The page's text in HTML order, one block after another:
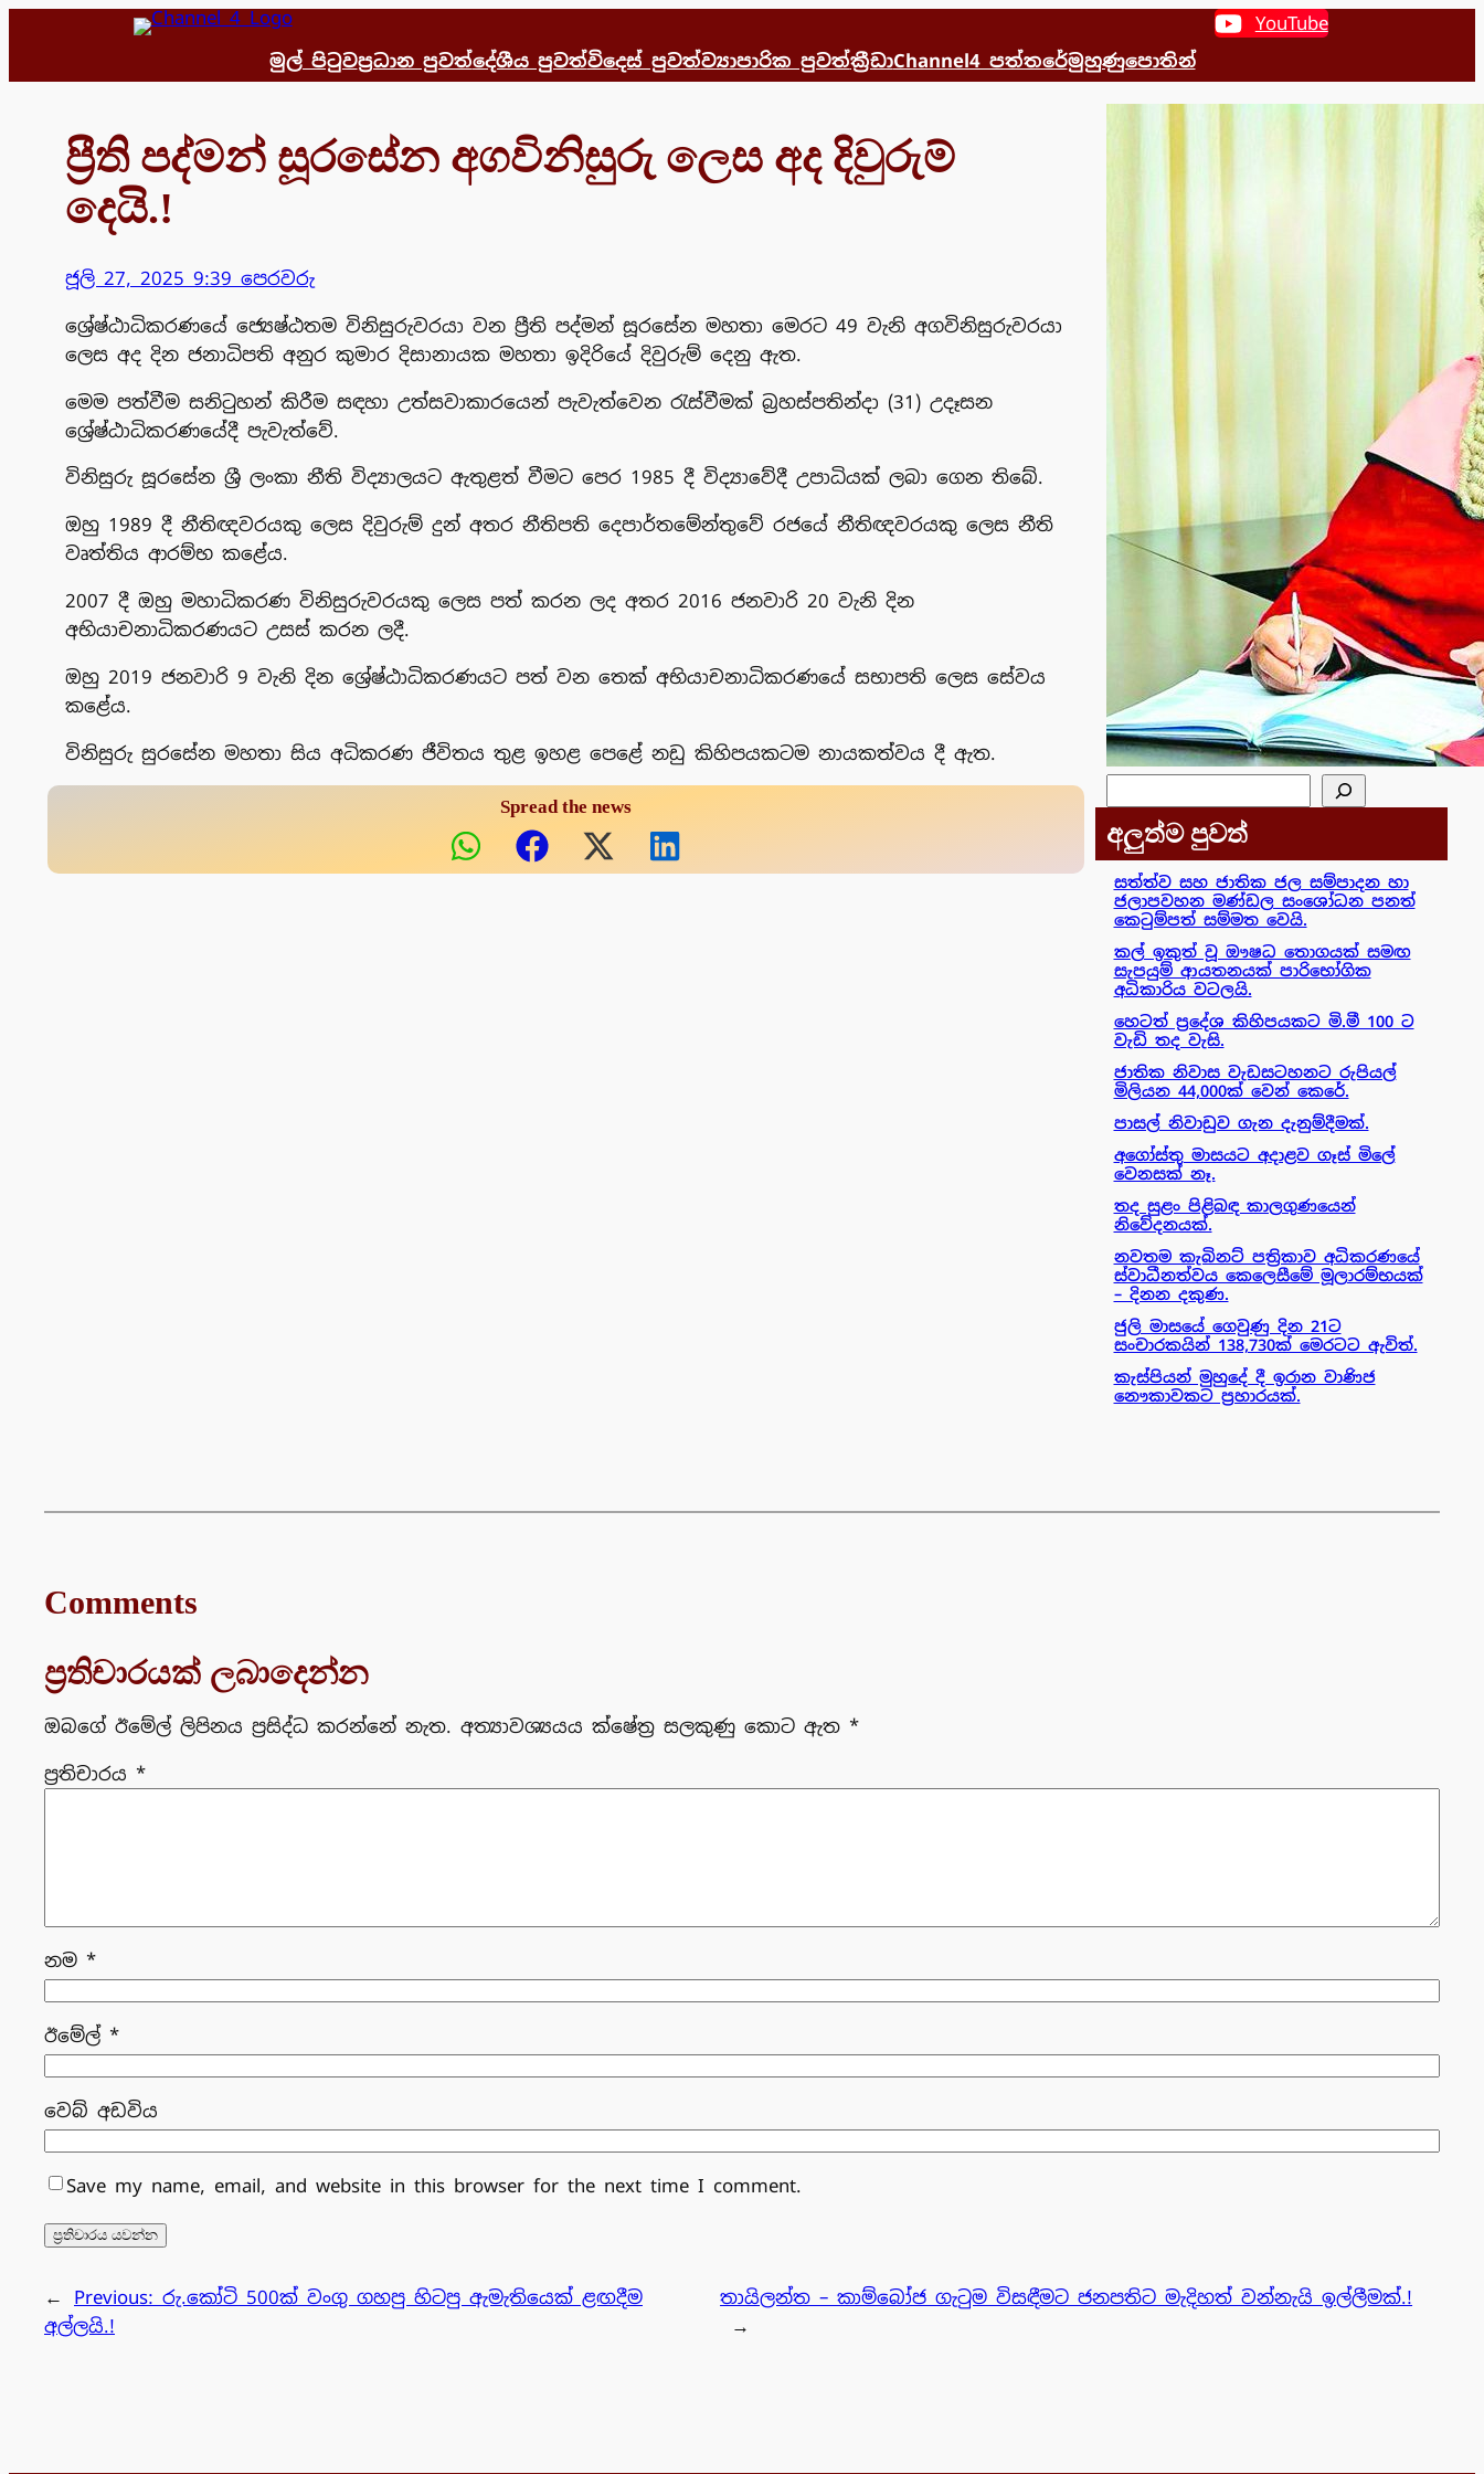
content
YouTube
මුල් පිටුවප්‍රධාන පුවත්දේශීය පුවත්විදෙස් පුවත්ව්‍යාපාරික පුවත්ක්‍රීඩාChannel4 පත්තරේමුහුණුපොතින්
ප්‍රීති පද්මන් සූරසේන අගවිනිසුරු ලෙස අද දිවුරුම්
දෙයි.!
ජූලි 27, 2025 9:39 පෙරවරු
ශ්‍රේෂ්ඨාධිකරණයේ ජ්‍යෙෂ්ඨතම විනිසුරුවරයා වන ප්‍රීති පද්මන් සූරසේන මහතා මෙරට 49 වැනි අගවිනිසුරුවරයා
ලෙස අද දින ජනාධිපති අනුර කුමාර දිසානායක මහතා ඉදිරියේ දිවුරුම් දෙනු ඇත.
මෙම පත්වීම සනිටුහන් කිරීම සඳහා උත්සවාකාරයෙන් පැවැත්වෙන රැස්වීමක් බ්‍රහස්පතින්දා (31) උදෑසන
ශ්‍රේෂ්ඨාධිකරණයේදී පැවැත්වේ.
විනිසුරු සූරසේන ශ්‍රී ලංකා නීති විද්‍යාලයට ඇතුළත් වීමට පෙර 1985 දී විද්‍යාවේදී උපාධියක් ලබා ගෙන තිබේ.
ඔහු 1989 දී නීතිඥවරයකු ලෙස දිවුරුම් දුන් අතර නීතිපති දෙපාර්තමේන්තුවේ රජයේ නීතිඥවරයකු ලෙස නීති
වෘත්තිය ආරම්භ කළේය.
2007 දී ඔහු මහාධිකරණ විනිසුරුවරයකු ලෙස පත් කරන ලද අතර 2016 ජනවාරි 20 වැනි දින
අභියාචනාධිකරණයට උසස් කරන ලදී.
ඔහු 2019 ජනවාරි 9 වැනි දින ශ්‍රේෂ්ඨාධිකරණයට පත් වන තෙක් අභියාචනාධිකරණයේ සභාපති ලෙස සේවය
කළේය.
විනිසුරු සුරසේන මහතා සිය අධිකරණ ජීවිතය තුළ ඉහළ පෙළේ නඩු කිහිපයකටම නායකත්වය දී ඇත.
Spread the news
අලුත්ම පුවත්
සත්ත්ව සහ ජාතික ජල සම්පාදන හා
ජලාපවහන මණ්ඩල සංශෝධන පනත්
කෙටුම්පත් සම්මත වෙයි.
කල් ඉකුත් වූ ඖෂධ තොගයක් සමඟ
සැපයුම් ආයතනයක් පාරිභෝගික
අධිකාරිය වටලයි.
හෙටත් ප්‍රදේශ කිහිපයකට මි.මී 100 ට
වැඩි තද වැසි.
ජාතික නිවාස වැඩසටහනට රුපියල්
මිලියන 44,000ක් වෙන් කෙරේ.
පාසල් නිවාඩුව ගැන දැනුම්දීමක්.
අගෝස්තු මාසයට අදාළව ගෑස් මිලේ
වෙනසක් නෑ.
තද සුළං පිළිබඳ කාලගුණයෙන්
නිවේදනයක්.
නවතම කැබිනට් පත්‍රිකාව අධිකරණයේ
ස්වාධීනත්වය කෙලෙසීමේ මූලාරම්භයක්
– දිනන දකුණ.
ජුලි මාසයේ ගෙවුණු දින 21ට
සංචාරකයින් 138,730ක් මෙරටට ඇවිත්.
කැස්පියන් මුහුදේ දී ඉරාන වාණිජ
නෞකාවකට ප්‍රහාරයක්.
Comments
ප්‍රතිචාරයක් ලබාදෙන්න
ඔබගේ ඊමේල් ලිපිනය ප්‍රසිද්ධ කරන්නේ නැත. අත්‍යාවශ්‍යයය ක්ෂේත්‍ර සලකුණු කොට ඇත *
ප්‍රතිචාරය *
නම *
ඊමේල් *
වෙබ් අඩවිය
Save my name, email, and website in this browser for the next time I comment.
← Previous: රු.කෝටි 500ක් වංගු ගහපු හිටපු ඇමැතියෙක් ළඟදීම
අල්ලයි.!
තායිලන්ත – කාම්බෝජ ගැටුම විසඳීමට ජනපතිට මැදිහත් වන්නැයි ඉල්ලීමක්.!
→